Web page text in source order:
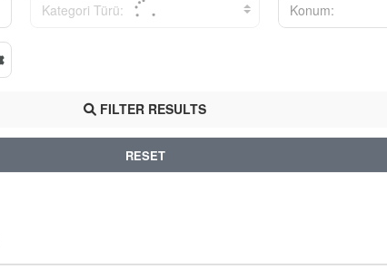
Kategori Türü: Konum:
FILTER RESULTS
RESET